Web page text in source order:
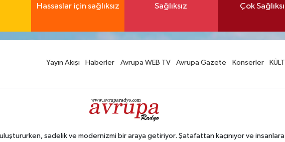
Hassaslar için sağlıksız Sağlıksız Çok
Yayın Akışı Haberler Avrupa WEB TV Avrupa Gazete Konserler
sadelik ve modernizmi bir araya getiriyor. Şatafattan kaçınıyor ve